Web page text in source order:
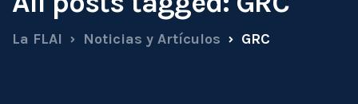
La FLAI Noticias y Artículos GRC